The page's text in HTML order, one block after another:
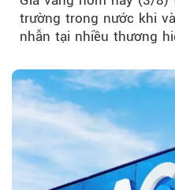
trường trong nước khi
nhẫn tại nhiều thương